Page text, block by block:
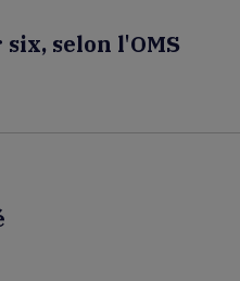
selon l'OMS